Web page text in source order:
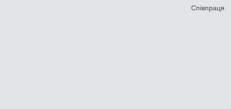
Співпраця